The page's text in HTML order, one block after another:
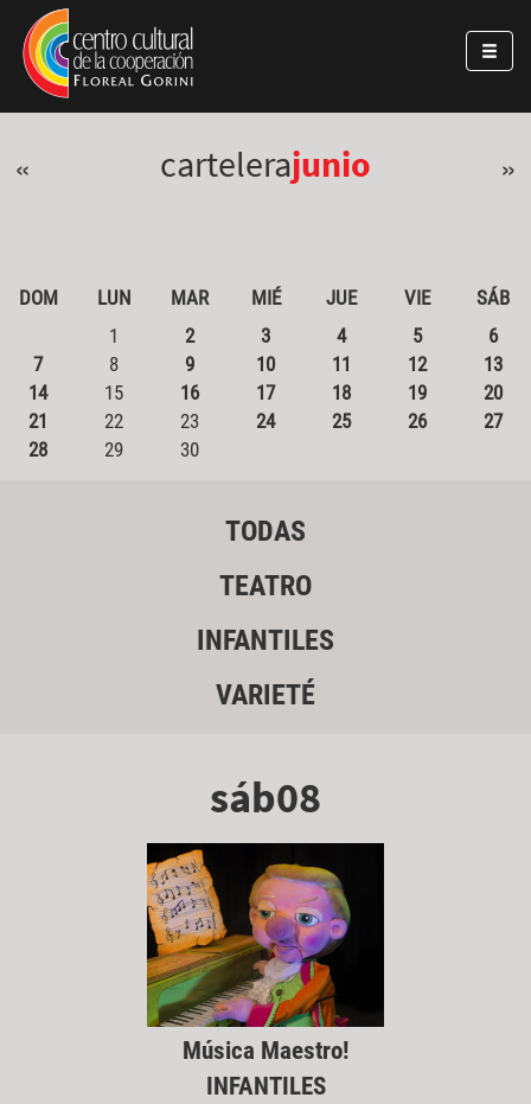
Pasar al contenido principal
Jump to main content
« cartelerajunio »
DOM LUN MAR MIÉ JUE VIE
SÁB
1
2 3 4 5
6
7
8 9 10 11 12
13
14
15 16 17 18 19
20
21
22 23 24 25 26
27
28
29 30
TODAS
TEATRO
INFANTILES
VARIETÉ
sáb08
Música Maestro!
INFANTILES